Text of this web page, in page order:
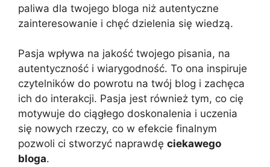
paliwa dla twojego bloga niż autentyczne
zainteresowanie i chęć dzielenia się wiedzą.
Pasja wpływa na jakość twojego pisania, na
autentyczność i wiarygodność. To ona inspiruje
czytelników do powrotu na twój blog i zachęca
ich do interakcji. Pasja jest również tym, co cię
motywuje do ciągłego doskonalenia i uczenia
się nowych rzeczy, co w efekcie finalnym
pozwoli ci stworzyć naprawdę ciekawego
bloga.